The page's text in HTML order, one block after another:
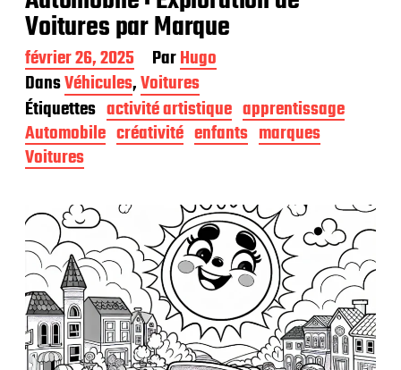
Voitures par Marque
D
a
t
e
d
e
p
l
i
c
a
t
i
o
n
février 26, 2025 ParHugo
DansVéhicules,Voitures
Étiquettes activité artistique apprentissage
Automobile créativité enfants marques
Voitures